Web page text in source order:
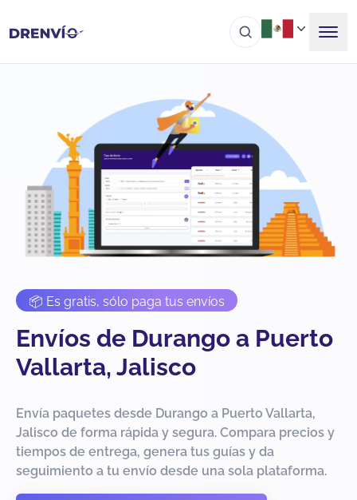
📦 Es gratis, sólo paga tus envíos
Envíos de Durango a Puerto
Vallarta, Jalisco
Envía paquetes desde Durango a Puerto Vallarta,
Jalisco de forma rápida y segura. Compara precios y
tiempos de entrega, genera tus guías y da
seguimiento a tu envío desde una sola plataforma.